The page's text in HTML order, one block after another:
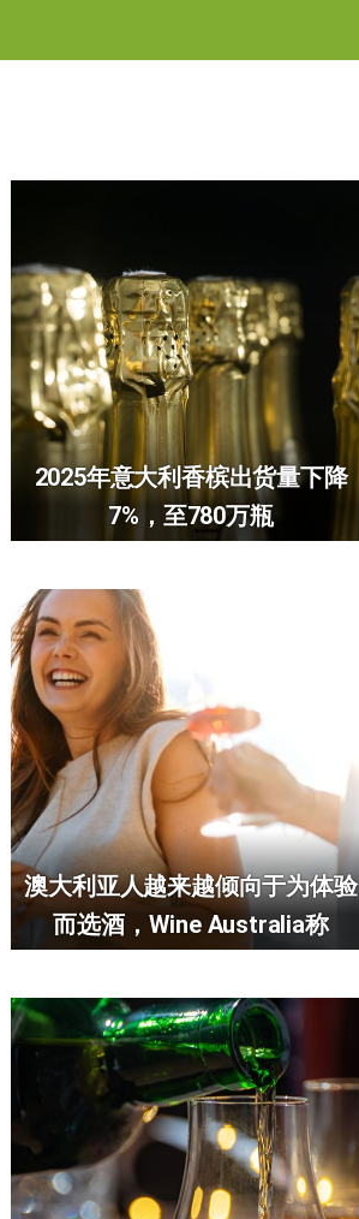
2025年意大利香槟出货量下降
7%，至780万瓶
澳大利亚人越来越倾向于为体验
而选酒，Wine Australia称